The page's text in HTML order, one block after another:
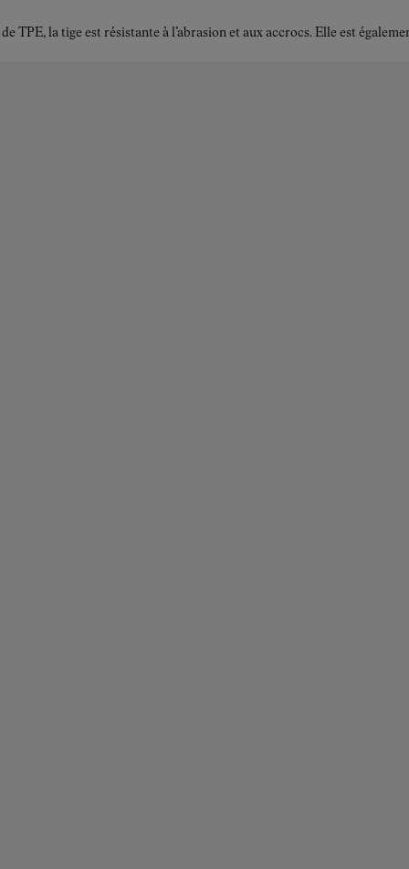
TPE, la tige est résistante à l’abrasion et aux accrocs. Elle est